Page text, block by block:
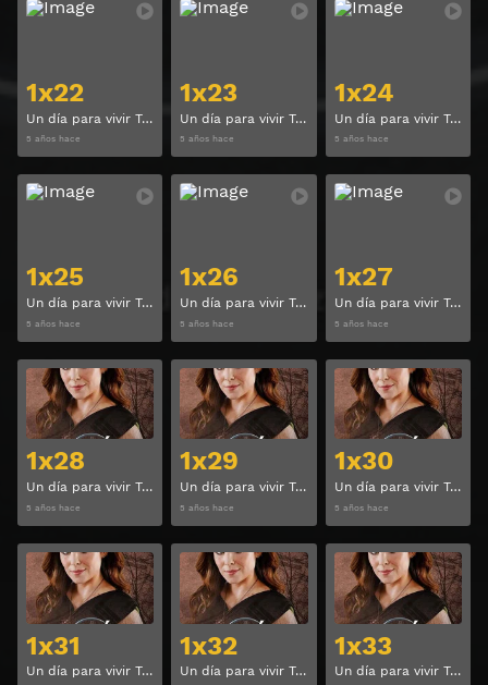
1x22
Un día para vivir Temporada 1 Capitulo 22
5 años hace
Ver
1x23
Un día para vivir Temporada 1 Capitulo 23
5 años hace
Ver
1x24
Un día para vivir Temporada 1 Capitulo 24
5 años hace
1x25
Un día para vivir Temporada 1 Capitulo 25
5 años hace
Ver
1x26
Un día para vivir Temporada 1 Capitulo 26
5 años hace
Ver
1x27
Un día para vivir Temporada 1 Capitulo 27
5 años hace
1x28
Un día para vivir Temporada 1 Capitulo 28
5 años hace
Ver
1x29
Un día para vivir Temporada 1 Capitulo 29
5 años hace
Ver
1x30
Un día para vivir Temporada 1 Capitulo 30
5 años hace
1x31
Un día para vivir Temporada 1 Capitulo 31
Ver
1x32
Un día para vivir Temporada 1 Capitulo 32
Ver
1x33
Un día para vivir Temporada 1 Capitulo 33